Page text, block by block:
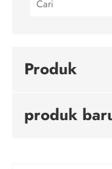
Produk
produk